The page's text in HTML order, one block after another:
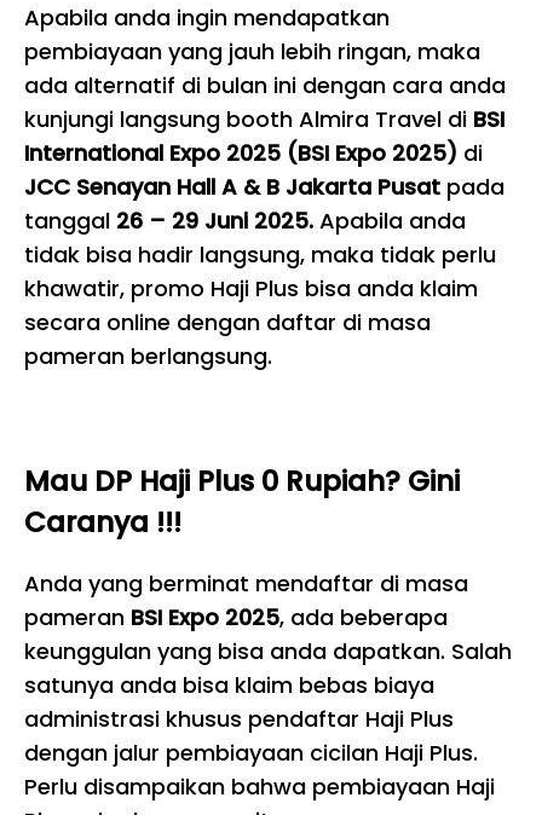
Apabila anda ingin mendapatkan
pembiayaan yang jauh lebih ringan, maka
ada alternatif di bulan ini dengan cara anda
kunjungi langsung booth Almira Travel di BSI
International Expo 2025 (BSI Expo 2025) di
JCC Senayan Hall A & B Jakarta Pusat pada
tanggal 26 – 29 Juni 2025. Apabila anda
tidak bisa hadir langsung, maka tidak perlu
khawatir, promo Haji Plus bisa anda klaim
secara online dengan daftar di masa
pameran berlangsung.
Mau DP Haji Plus 0 Rupiah? Gini
Caranya !!!
Anda yang berminat mendaftar di masa
pameran BSI Expo 2025, ada beberapa
keunggulan yang bisa anda dapatkan. Salah
satunya anda bisa klaim bebas biaya
administrasi khusus pendaftar Haji Plus
dengan jalur pembiayaan cicilan Haji Plus.
Perlu disampaikan bahwa pembiayaan Haji